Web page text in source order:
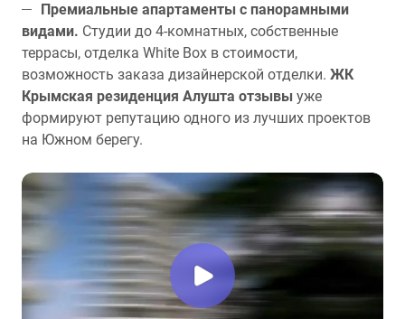
Премиальные апартаменты с панорамными
видами. Студии до 4-комнатных, собственные
террасы, отделка White Box в стоимости,
возможность заказа дизайнерской отделки. ЖК
Крымская резиденция Алушта отзывы уже
формируют репутацию одного из лучших проектов
на Южном берегу.